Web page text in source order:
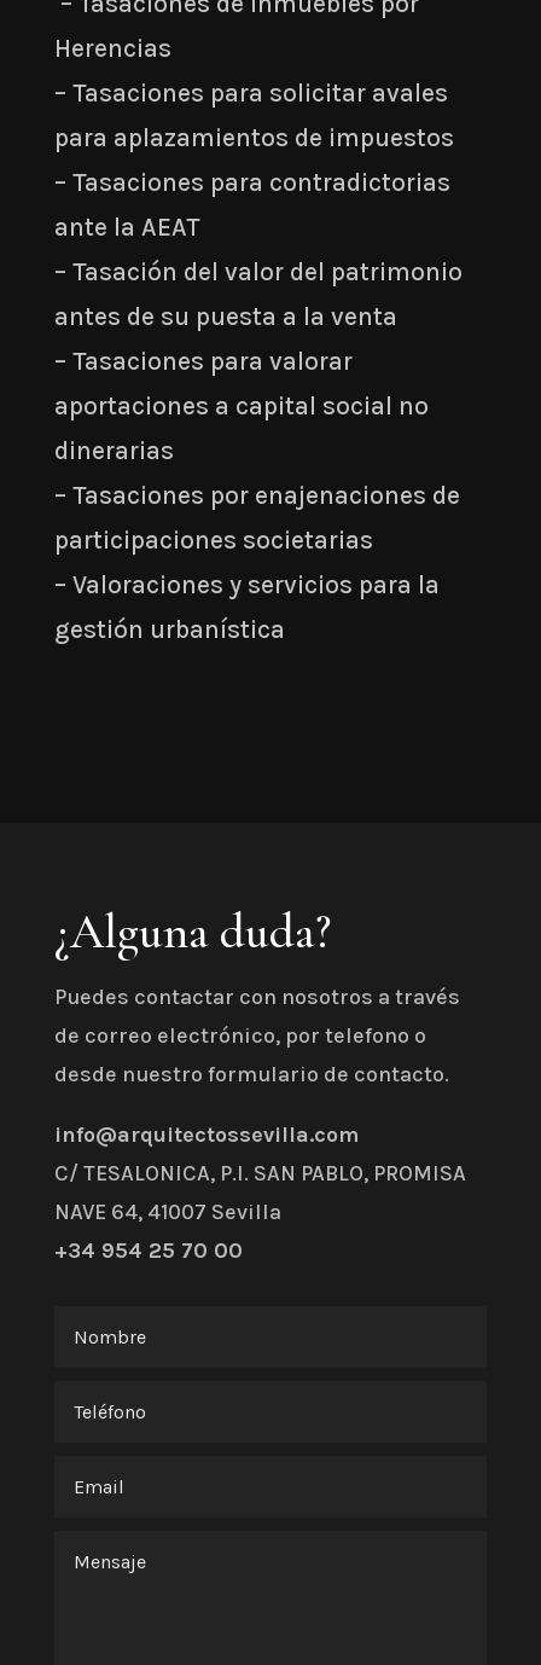
Herencias
– Tasaciones para solicitar avales
para aplazamientos de impuestos
– Tasaciones para contradictorias
ante la AEAT
– Tasación del valor del patrimonio
antes de su puesta a la venta
– Tasaciones para valorar
aportaciones a capital social no
dinerarias
– Tasaciones por enajenaciones de
participaciones societarias
– Valoraciones y servicios para la
gestión urbanística
¿Alguna duda?
Puedes contactar con nosotros a través
de correo electrónico, por telefono o
desde nuestro formulario de contacto.
info@arquitectossevilla.com
C/ TESALONICA, P.I. SAN PABLO, PROMISA
NAVE 64, 41007 Sevilla
+34 954 25 70 00